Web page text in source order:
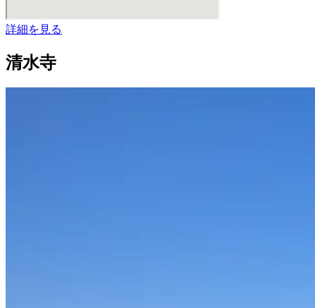
詳細を見る
清水寺